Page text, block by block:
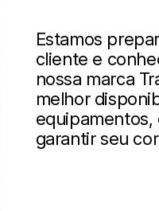
Estamos
cliente e
nossa marca
melhor
equipamentos,
garantir seu